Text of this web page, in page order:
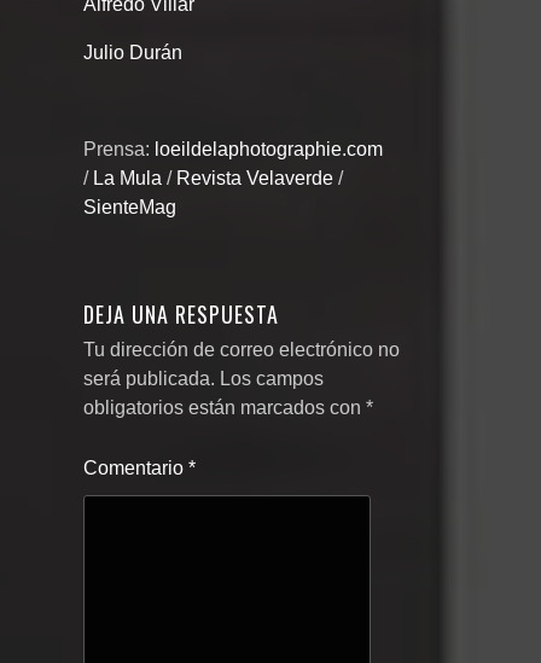
Alfredo Villar
Julio Durán
Prensa: loeildelaphotographie.com
/ La Mula / Revista Velaverde /
SienteMag
DEJA UNA RESPUESTA
Tu dirección de correo electrónico no
será publicada. Los campos
obligatorios están marcados con *
Comentario *